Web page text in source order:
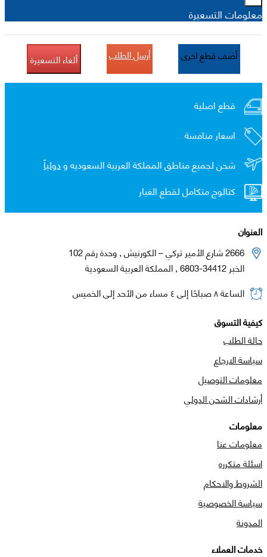
معلومات التسعيرة
أضف قطع اخرى أرسل الطلب ألغاء التسعيرة
قطع اصلية
اسعار منافسة
شحن لجميع مناطق المملكة العربية السعوديه ودولياً
كتالوج متكامل لقطع الغيار
العنوان
2666 شارع الأمير تركي – الكورنيش , وحدة رقم 102
الخبر 34412-6803 , المملكة العربية السعودية
الساعة ٨ صباحًا إلى ٤ مساء من الأحد إلى الخميس
كيفية التسوق
حالة الطلب
سياسة الارجاع
معلومات التوصيل
أرشادات الشحن الدولي
معلومات
معلومات عنا
اسئلة متكرره
الشروط والاحكام
سياسة الخصوصية
المدونة
خدمات العملاء